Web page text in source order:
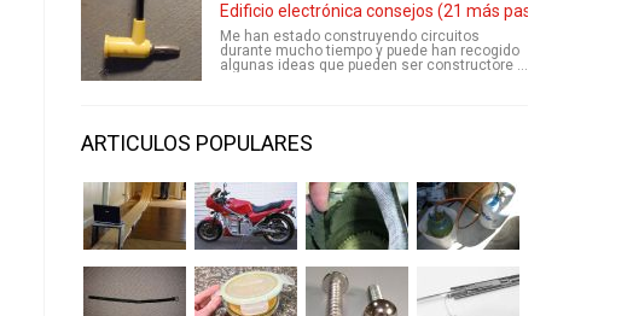
Edificio electrónica consejos (21 más pasos)
Me han estado construyendo circuitos
durante mucho tiempo y puede han recogido
algunas ideas que pueden ser constructore ...
ARTICULOS POPULARES